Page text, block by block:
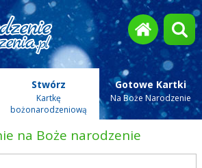
Stwórz
Kartkę
bożonarodzeniową
Gotowe Kartki
Na Boże Narodzenie
na Boże narodzenie